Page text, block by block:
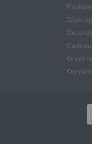
Zoek
Groot